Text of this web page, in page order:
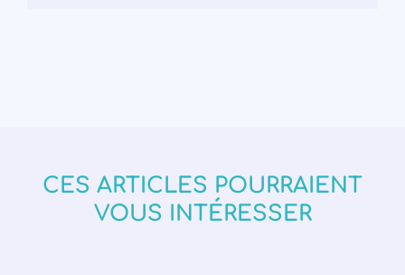
CES ARTICLES POURRAIENT
VOUS INTÉRESSER